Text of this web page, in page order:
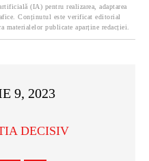
(IA) pentru realizarea, adaptarea
Conținutul este verificat editorial
materialelor publicate aparține redacției.
9, 2023
DECISIV